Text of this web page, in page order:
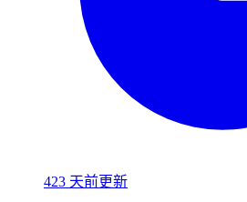
423 天前更新